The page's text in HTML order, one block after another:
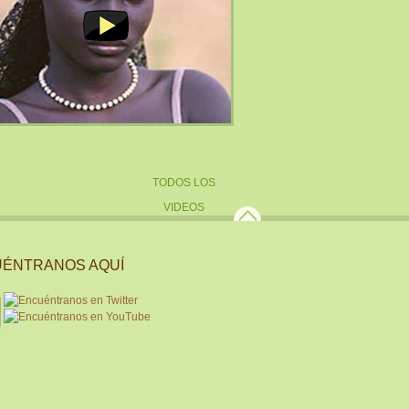
TODOS LOS
VIDEOS
AQUÍ